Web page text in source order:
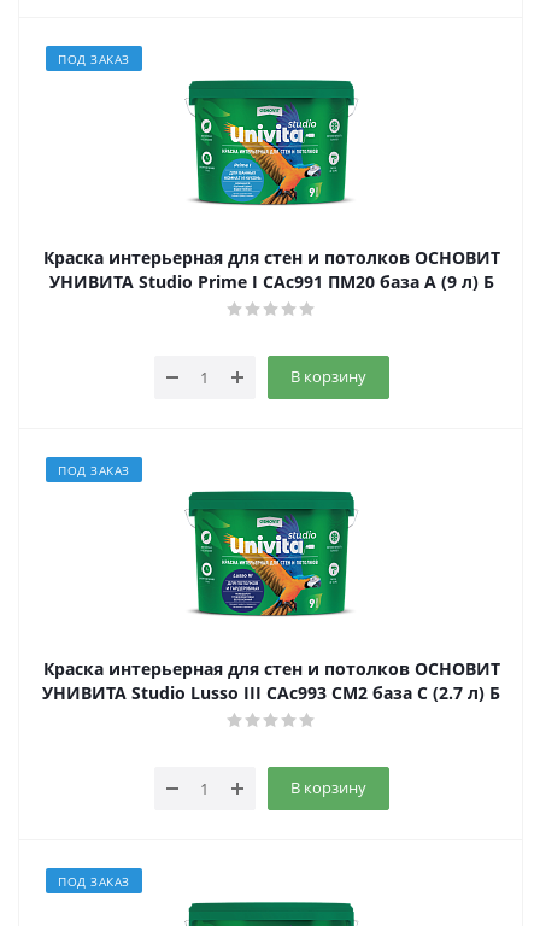
ПОД ЗАКАЗ
Краска интерьерная для стен и потолков ОСНОВИТ
УНИВИТА Studio Prime I CAс991 ПМ20 база А (9 л) Б
В корзину
ПОД ЗАКАЗ
Краска интерьерная для стен и потолков ОСНОВИТ
УНИВИТА Studio Lusso III САс993 СМ2 база С (2.7 л) Б
В корзину
ПОД ЗАКАЗ